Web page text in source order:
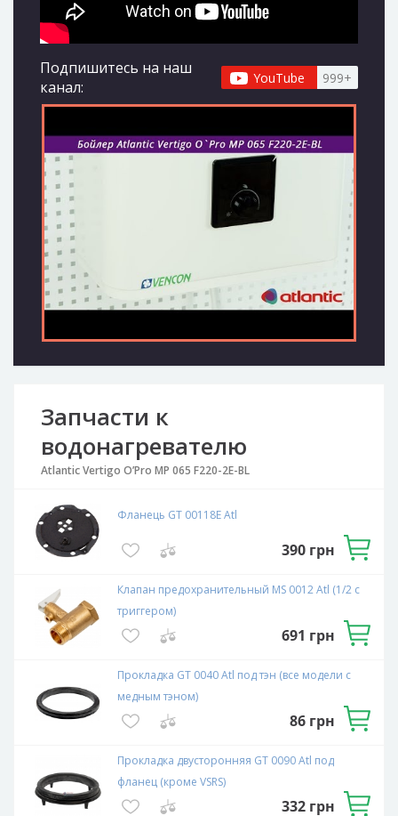
Подпишитесь на наш
канал:
YouTube 999+
Запчасти к
водонагревателю
Atlantic Vertigo O’Pro MP 065 F220-2E-BL
Фланець GT 00118E Atl
390грн
Клапан предохранительный MS 0012 Atl (1/2 с
триггером)
691 грн
Прокладка GT 0040 Atl под тэн (все модели с
медным тэном)
86грн
Прокладка двусторонняя GT 0090 Atl под
фланец (кроме VSRS)
332грн